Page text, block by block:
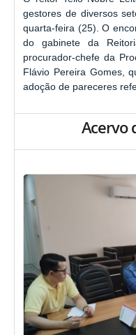
gestores de diversos
quarta-feira (25). O
do gabinete da
procurador-chefe da
Flávio Pereira Gomes,
adoção de pareceres
Acervo